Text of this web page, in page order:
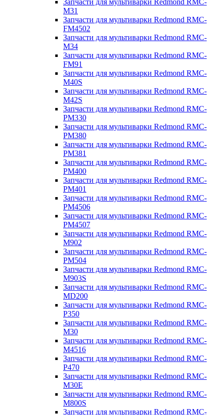
Запчасти для мультиварки Redmond RMC-
M31
Запчасти для мультиварки Redmond RMC-
FM4502
Запчасти для мультиварки Redmond RMC-
M34
Запчасти для мультиварки Redmond RMC-
FM91
Запчасти для мультиварки Redmond RMC-
M40S
Запчасти для мультиварки Redmond RMC-
M42S
Запчасти для мультиварки Redmond RMC-
PM330
Запчасти для мультиварки Redmond RMC-
PM380
Запчасти для мультиварки Redmond RMC-
PM381
Запчасти для мультиварки Redmond RMC-
PM400
Запчасти для мультиварки Redmond RMC-
PM401
Запчасти для мультиварки Redmond RMC-
PM4506
Запчасти для мультиварки Redmond RMC-
PM4507
Запчасти для мультиварки Redmond RMC-
M902
Запчасти для мультиварки Redmond RMC-
PM504
Запчасти для мультиварки Redmond RMC-
M903S
Запчасти для мультиварки Redmond RMC-
MD200
Запчасти для мультиварки Redmond RMC-
P350
Запчасти для мультиварки Redmond RMC-
M30
Запчасти для мультиварки Redmond RMC-
M4516
Запчасти для мультиварки Redmond RMC-
P470
Запчасти для мультиварки Redmond RMC-
M30E
Запчасти для мультиварки Redmond RMC-
M800S
Запчасти для мультиварки Redmond RMC-